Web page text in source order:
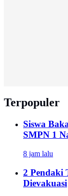
Terpopuler
Siswa
SMPN 1
8 jam lalu
2 Pendaki
Dievakuasi